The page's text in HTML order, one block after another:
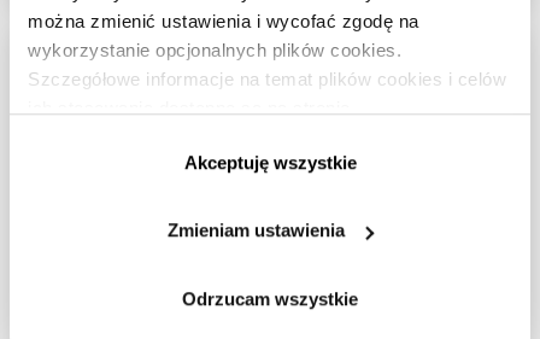
można zmienić ustawienia i wycofać zgodę na
wykorzystanie opcjonalnych plików cookies.
Szczegółowe informacje na temat plików cookies i celów
Akceptuję wszystkie
Zmieniam ustawienia
Odrzucam wszystkie
FUNDAMENTAL